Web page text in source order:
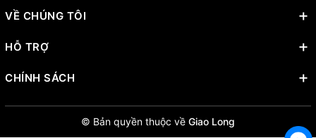
VỀ CHÚNG TÔI
HỖ TRỢ
CHÍNH SÁCH
© Bản quyền thuộc về Giao Long